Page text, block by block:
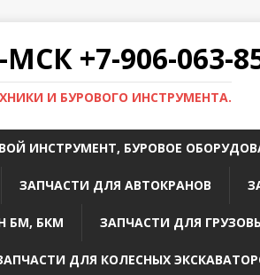
+7-906-063-85-
И БУРОВОГО ИНСТРУМЕНТА.
ИНСТРУМЕНТ, БУРОВОЕ
ЗАПЧАСТИ ДЛЯ АВТОКРАНОВ
БМ, БКМ ЗАПЧАСТИ ДЛЯ
ДЛЯ КОЛЕСНЫХ